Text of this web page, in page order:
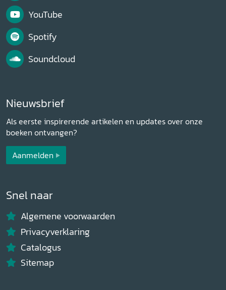
YouTube
Spotify
Soundcloud
Nieuwsbrief
Als eerste inspirerende artikelen en updates over onze
boeken ontvangen?
Aanmelden
Snel naar
Algemene voorwaarden
Privacyverklaring
Catalogus
Sitemap